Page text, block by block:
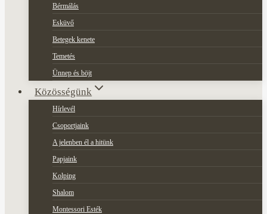
Bérmálás
Esküvő
Betegek kenete
Temetés
Ünnep és böjt
Közösségünk
Hírlevél
Csoportjaink
A jelenben él a hitünk
Papjaink
Kolping
Shalom
Montessori Esték